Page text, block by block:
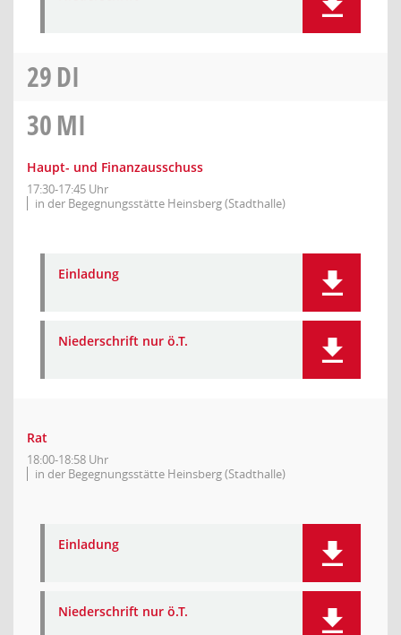
29DI
30MI
Haupt- und Finanzausschuss
17:30-17:45 Uhr
in der Begegnungsstätte Heinsberg (Stadthalle)
Einladung
Niederschrift nur ö.T.
Rat
18:00-18:58 Uhr
in der Begegnungsstätte Heinsberg (Stadthalle)
Einladung
Niederschrift nur ö.T.